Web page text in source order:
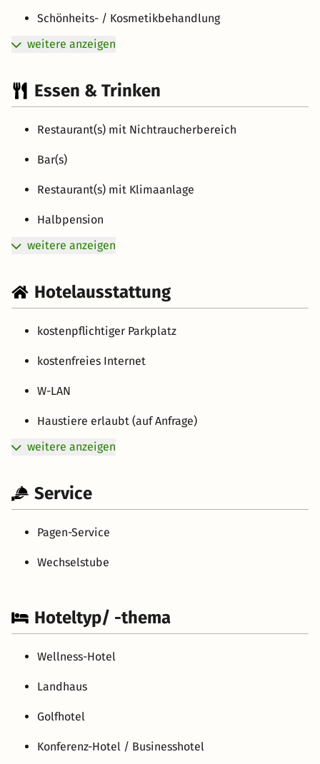
Schönheits- / Kosmetikbehandlung
weitere anzeigen
Essen & Trinken
Restaurant(s) mit Nichtraucherbereich
Bar(s)
Restaurant(s) mit Klimaanlage
Halbpension
weitere anzeigen
Hotelausstattung
kostenpflichtiger Parkplatz
kostenfreies Internet
W-LAN
Haustiere erlaubt (auf Anfrage)
weitere anzeigen
Service
Pagen-Service
Wechselstube
Hoteltyp/ -thema
Wellness-Hotel
Landhaus
Golfhotel
Konferenz-Hotel / Businesshotel